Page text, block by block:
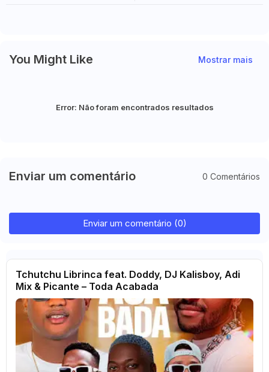
You Might Like Mostrar mais
Error: Não foram encontrados resultados
Enviar um comentário 0 Comentários
Enviar um comentário (0)
Tchutchu Librinca feat. Doddy, DJ Kalisboy, Adi
Mix & Picante – Toda Acabada